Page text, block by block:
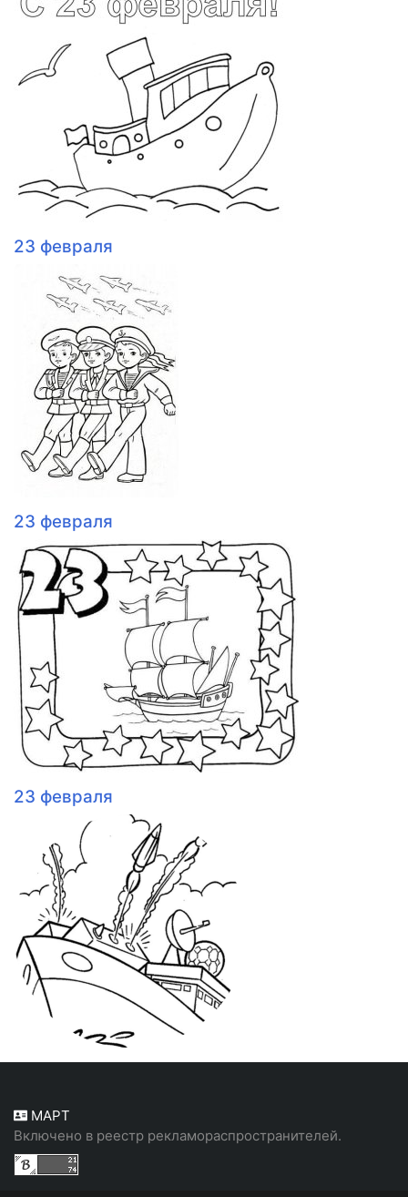
23 февраля
23 февраля
23 февраля
МАРТ
Включено в реестр рекламораспространителей.